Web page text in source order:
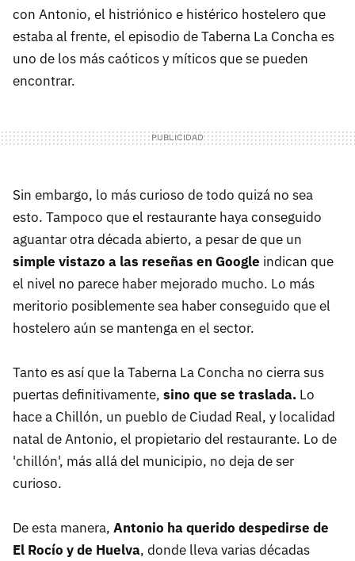
con Antonio, el histriónico e histérico hostelero que
estaba al frente, el episodio de Taberna La Concha es
uno de los más caóticos y míticos que se pueden
encontrar.
Sin embargo, lo más curioso de todo quizá no sea
esto. Tampoco que el restaurante haya conseguido
aguantar otra década abierto, a pesar de que un
simple vistazo a las reseñas en Google indican que
el nivel no parece haber mejorado mucho. Lo más
meritorio posiblemente sea haber conseguido que el
hostelero aún se mantenga en el sector.
Tanto es así que la Taberna La Concha no cierra sus
puertas definitivamente, sino que se traslada. Lo
hace a Chillón, un pueblo de Ciudad Real, y localidad
natal de Antonio, el propietario del restaurante. Lo de
'chillón', más allá del municipio, no deja de ser
curioso.
De esta manera, Antonio ha querido despedirse de
El Rocío y de Huelva, donde lleva varias décadas